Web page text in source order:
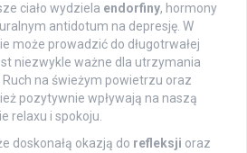
ciało wydziela endorfiny, hormony
antidotum na depresję. W
może prowadzić do długotrwałej
niezwykle ważne dla utrzymania
na świeżym powietrzu oraz
pozytywnie wpływają na naszą
relaxu i spokoju.
doskonałą okazją do refleksji oraz